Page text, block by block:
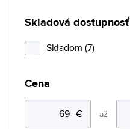
Skladová dostupnosť
Skladom (7)
Cena
až